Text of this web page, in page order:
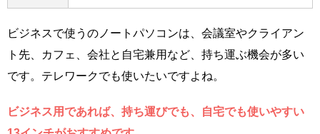
ビジネスで使うのノートパソコンは、会議室やクライアン
ト先、カフェ、会社と自宅兼用など、持ち運ぶ機会が多い
です。テレワークでも使いたいですよね。
ビジネス用であれば、持ち運びでも、自宅でも使いやすい